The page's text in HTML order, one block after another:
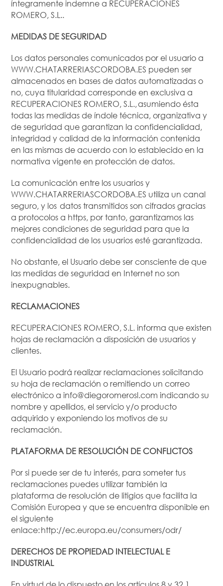
íntegramente indemne a RECUPERACIONES
ROMERO, S.L..
MEDIDAS DE SEGURIDAD
Los datos personales comunicados por el usuario a
WWW.CHATARRERIASCORDOBA.ES pueden ser
almacenados en bases de datos automatizadas o
no, cuya titularidad corresponde en exclusiva a
RECUPERACIONES ROMERO, S.L., asumiendo ésta
todas las medidas de índole técnica, organizativa y
de seguridad que garantizan la confidencialidad,
integridad y calidad de la información contenida
en las mismas de acuerdo con lo establecido en la
normativa vigente en protección de datos.
La comunicación entre los usuarios y
WWW.CHATARRERIASCORDOBA.ES utiliza un canal
seguro, y los datos transmitidos son cifrados gracias
a protocolos a https, por tanto, garantizamos las
mejores condiciones de seguridad para que la
confidencialidad de los usuarios esté garantizada.
No obstante, el Usuario debe ser consciente de que
las medidas de seguridad en Internet no son
inexpugnables.
RECLAMACIONES
RECUPERACIONES ROMERO, S.L. informa que existen
hojas de reclamación a disposición de usuarios y
clientes.
El Usuario podrá realizar reclamaciones solicitando
su hoja de reclamación o remitiendo un correo
electrónico a info@diegoromerosl.com indicando su
nombre y apellidos, el servicio y/o producto
adquirido y exponiendo los motivos de su
reclamación.
PLATAFORMA DE RESOLUCIÓN DE CONFLICTOS
Por si puede ser de tu interés, para someter tus
reclamaciones puedes utilizar también la
plataforma de resolución de litigios que facilita la
Comisión Europea y que se encuentra disponible en
el siguiente
enlace: http://ec.europa.eu/consumers/odr/
DERECHOS DE PROPIEDAD INTELECTUAL E
INDUSTRIAL